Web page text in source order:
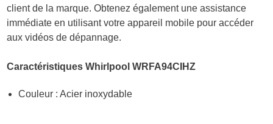
client de la marque. Obtenez également une assistance
immédiate en utilisant votre appareil mobile pour accéder
aux vidéos de dépannage.
Caractéristiques Whirlpool WRFA94CIHZ
Couleur : Acier inoxydable